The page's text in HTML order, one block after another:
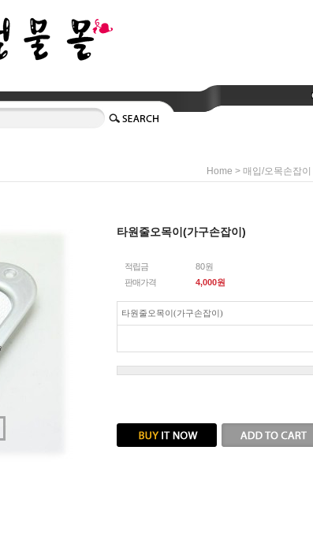
Home > 매입/오목손잡이
타원줄오목이(가구손잡이)
적립금
80원
판매가격
4,000원
타원줄오목이(가구손잡이)